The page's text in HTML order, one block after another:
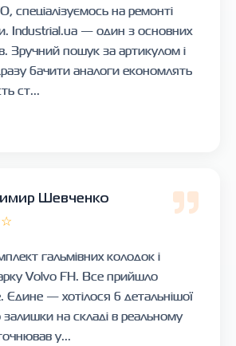
на ремонті
Industrial.ua — один з основних
Зручний пошук за артикулом і
бачити аналоги економлять
ст...
Шевченко
гальмівних колодок і
Volvo FH. Все прийшло
Єдине — хотілося б детальнішої
залишки на складі в реальному
у...